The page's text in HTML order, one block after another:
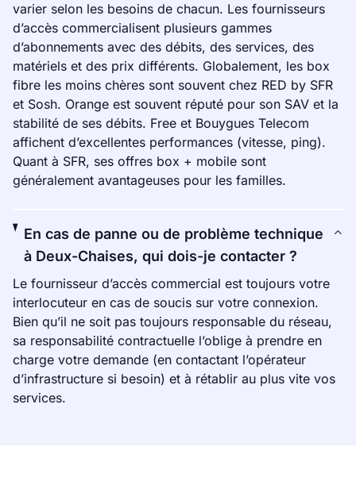
varier selon les besoins de chacun. Les fournisseurs
d’accès commercialisent plusieurs gammes
d’abonnements avec des débits, des services, des
matériels et des prix différents. Globalement, les box
fibre les moins chères sont souvent chez RED by SFR
et Sosh. Orange est souvent réputé pour son SAV et la
stabilité de ses débits. Free et Bouygues Telecom
affichent d’excellentes performances (vitesse, ping).
Quant à SFR, ses offres box + mobile sont
généralement avantageuses pour les familles.
En cas de panne ou de problème technique
à Deux-Chaises, qui dois-je contacter ?
Le fournisseur d’accès commercial est toujours votre
interlocuteur en cas de soucis sur votre connexion.
Bien qu’il ne soit pas toujours responsable du réseau,
sa responsabilité contractuelle l’oblige à prendre en
charge votre demande (en contactant l’opérateur
d’infrastructure si besoin) et à rétablir au plus vite vos
services.